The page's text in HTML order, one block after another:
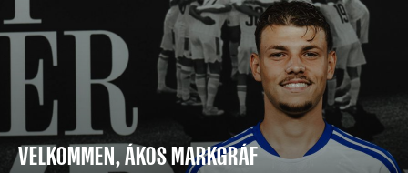
VELKOMMEN, ÁKOS MARKGRÁF